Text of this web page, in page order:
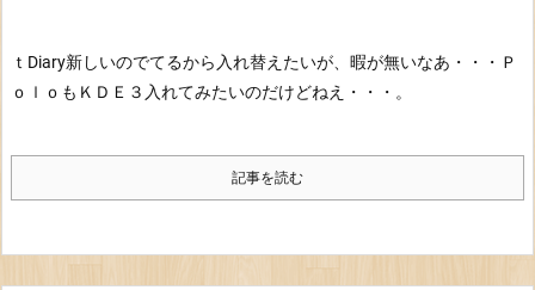
ｔDiary新しいのでてるから入れ替えたいが、暇が無いなあ・・・ Ｐ
ｏｌｏもＫＤＥ３入れてみたいのだけどねえ・・・。
記事を読む